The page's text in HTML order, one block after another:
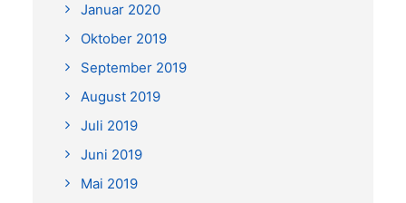
Januar 2020
Oktober 2019
September 2019
August 2019
Juli 2019
Juni 2019
Mai 2019